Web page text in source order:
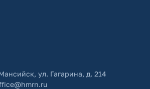
ул. Гагарина, д. 214